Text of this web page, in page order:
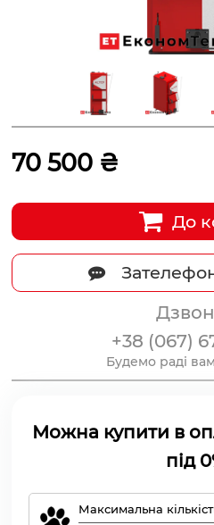
70 500 ₴
До
+38 (067)
Будемо раді
Можна купити в
під
Максимальна